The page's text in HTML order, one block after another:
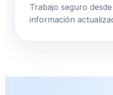
Trabajo seguro
información